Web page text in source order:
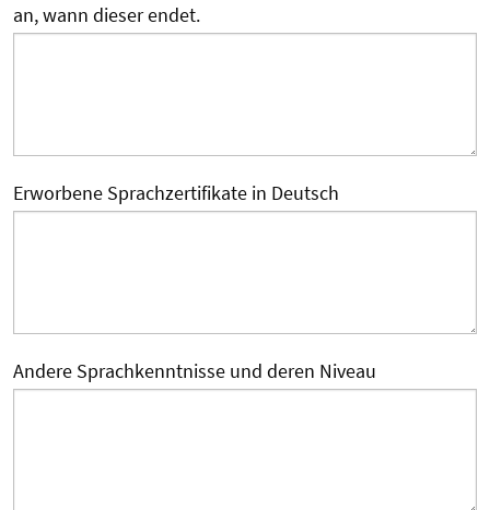
an, wann dieser endet.
Erworbene Sprachzertifikate in Deutsch
Andere Sprachkenntnisse und deren Niveau